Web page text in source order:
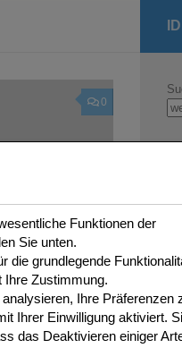
0
Funktionen der
Sie unten.
die grundlegende
Ihre Zustimmung.
Ihre Präferenzen
Ihrer Einwilligung aktiviert.
das Deaktivieren einiger